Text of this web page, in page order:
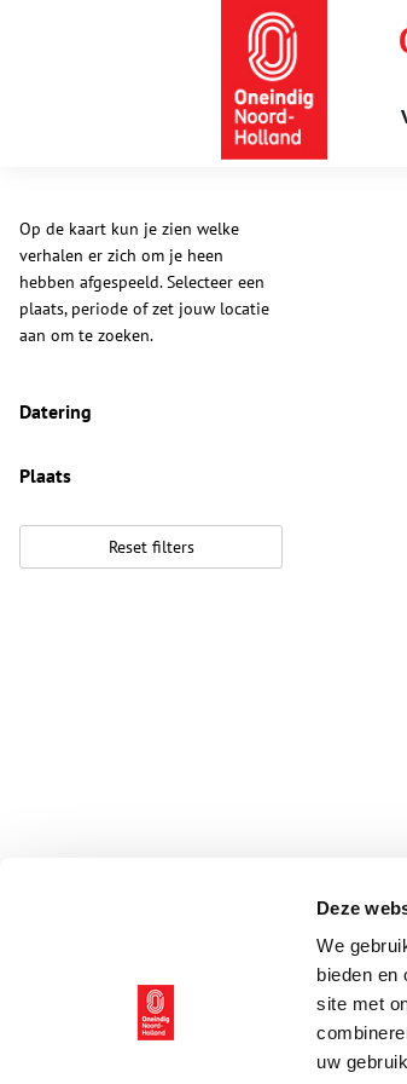
Deze
We
bieden en
site met
uw
Op de kaart kun je zien welke
verhalen er zich om je heen
hebben afgespeeld. Selecteer een
plaats, periode of zet jouw locatie
aan om te zoeken.
Datering
Plaats
Reset filters